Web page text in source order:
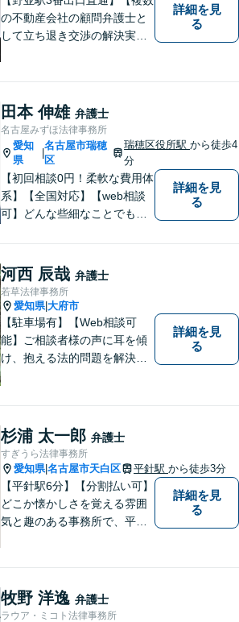
の不動産会社の顧問弁護士と
して立ち退き交渉の解決実績
被害者側に限る）、離婚、企
業及び個人事業主の顧問に関
する相談は初回相談無料で
す。
詳細を見
る
田本 伸雄 弁護士
名古屋みずほ法律事務所
愛知
県
名古屋市瑞穂
区
瑞穂区役所駅から徒歩4
分
【初回相談0円！柔軟な費用体
系】【全国対応】【web相談
可】どんな些細なことでもお
ターネット／削除請求や開示
請求、利用規約などのトラブ
ルはお任せ！相続／感情面の
納得感を重視します。
詳細を見
る
河西 辰哉 弁護士
若草法律事務所
愛知県|大府市
【駐車場有】【Web相談可
能】ご相談者様の声に耳を傾
け、抱える法的問題を解決す
て、明るい未来へと進みまし
ょう。 地域のみなさまからの
ご相談、お待ちしておりま
す。
詳細を見
る
杉浦 太一郎 弁護士
すぎうら法律事務所
愛知県|名古屋市天白区 平針駅 から徒歩3分
【平針駅6分】【分割払い可】
どこか懐かしさを覚える雰囲
気と趣のある事務所で、平針
た幅広い対応業務で問題解決
に取り組みます。
詳細を見
る
牧野 洋逸 弁護士
ラウア・ミコト法律事務所